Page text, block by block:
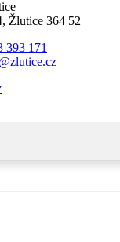
Žlutice 364 52
393 171